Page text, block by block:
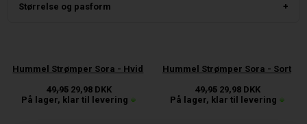
Størrelse og pasform
Hummel Strømper Sora - Hvid
49,95 29,98 DKK
På lager, klar til levering
Hummel Strømper Sora - Sort
49,95 29,98 DKK
På lager, klar til levering